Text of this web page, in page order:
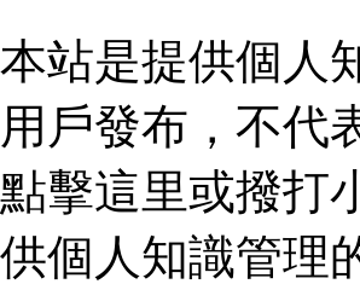
本站是提供個人
用戶發布，不代
點擊這里或撥打
供個人知識管理